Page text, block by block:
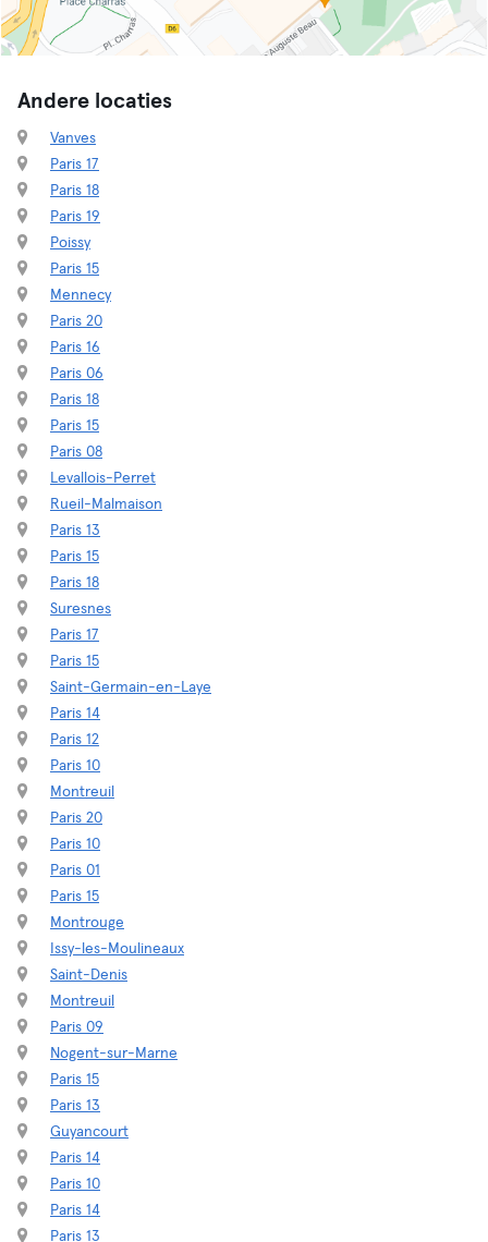
Andere locaties
Vanves
Paris 17
Paris 18
Paris 19
Poissy
Paris 15
Mennecy
Paris 20
Paris 16
Paris 06
Paris 18
Paris 15
Paris 08
Levallois-Perret
Rueil-Malmaison
Paris 13
Paris 15
Paris 18
Suresnes
Paris 17
Paris 15
Saint-Germain-en-Laye
Paris 14
Paris 12
Paris 10
Montreuil
Paris 20
Paris 10
Paris 01
Paris 15
Montrouge
Issy-les-Moulineaux
Saint-Denis
Montreuil
Paris 09
Nogent-sur-Marne
Paris 15
Paris 13
Guyancourt
Paris 14
Paris 10
Paris 14
Paris 13